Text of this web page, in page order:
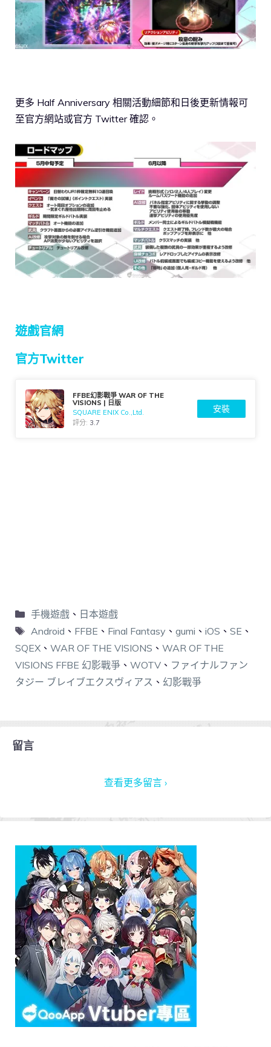
更多 Half Anniversary 相關活動細節和日後更新情報可
至官方網站或官方 Twitter 確認。
遊戲官網
官方Twitter
FFBE幻影戰爭 WAR OF THE
VISIONS | 日版
SQUARE ENIX Co.,Ltd.
評分: 3.7
安裝
手機遊戲、 日本遊戲
Android 、 FFBE 、 Final Fantasy 、 gumi 、 iOS 、 SE 、
SQEX 、 WAR OF THE VISIONS 、 WAR OF THE
VISIONS FFBE 幻影戰爭 、 WOTV 、 ファイナルファン
タジー ブレイブエクスヴィアス 、 幻影戰爭
留言
查看更多留言 ›